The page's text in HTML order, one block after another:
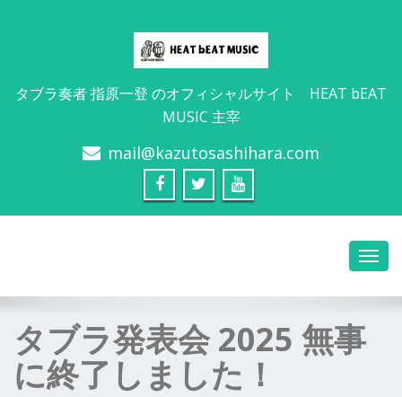
タブラ奏者 指原一登 のオフィシャルサイト HEAT bEAT
MUSIC 主宰
mail@kazutosashihara.com
タブラ発表会 2025 無事
に終了しました！